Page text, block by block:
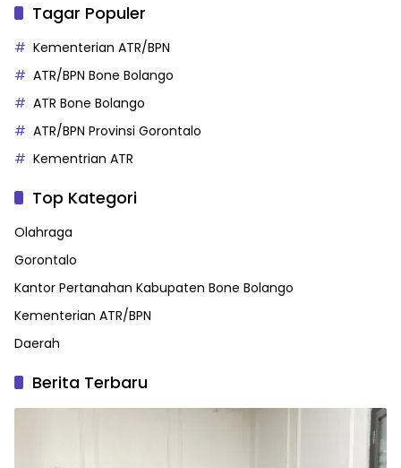
Tagar Populer
Kementerian ATR/BPN
ATR/BPN Bone Bolango
ATR Bone Bolango
ATR/BPN Provinsi Gorontalo
Kementrian ATR
Top Kategori
Olahraga
Gorontalo
Kantor Pertanahan Kabupaten Bone Bolango
Kementerian ATR/BPN
Daerah
Berita Terbaru